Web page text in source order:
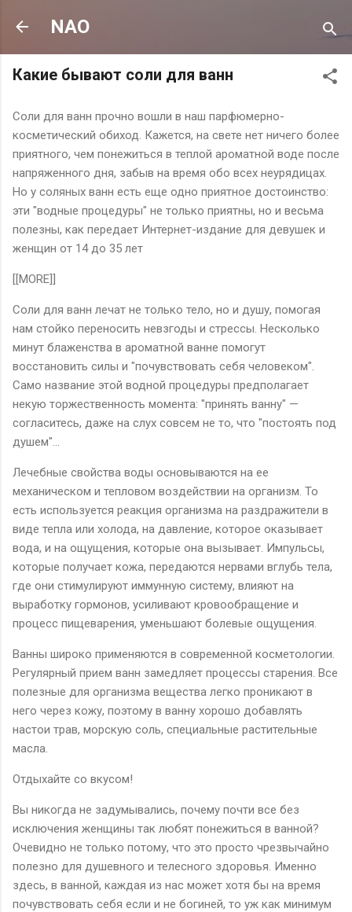
NAO
Какие бывают соли для ванн
Соли для ванн прочно вошли в наш парфюмерно-
косметический обиход. Кажется, на свете нет ничего более
приятного, чем понежиться в теплой ароматной воде после
напряженного дня, забыв на время обо всех неурядицах.
Но у соляных ванн есть еще одно приятное достоинство:
эти "водные процедуры" не только приятны, но и весьма
полезны, как передает Интернет-издание для девушек и
женщин от 14 до 35 лет
[[MORE]]
Соли для ванн лечат не только тело, но и душу, помогая
нам стойко переносить невзгоды и стрессы. Несколько
минут блаженства в ароматной ванне помогут
восстановить силы и "почувствовать себя человеком".
Само название этой водной процедуры предполагает
некую торжественность момента: "принять ванну" —
согласитесь, даже на слух совсем не то, что "постоять под
душем"...
Лечебные свойства воды основываются на ее
механическом и тепловом воздействии на организм. То
есть используется реакция организма на раздражители в
виде тепла или холода, на давление, которое оказывает
вода, и на ощущения, которые она вызывает. Импульсы,
которые получает кожа, передаются нервами вглубь тела,
где они стимулируют иммунную систему, влияют на
выработку гормонов, усиливают кровообращение и
процесс пищеварения, уменьшают болевые ощущения.
Ванны широко применяются в современной косметологии.
Регулярный прием ванн замедляет процессы старения. Все
полезные для организма вещества легко проникают в
него через кожу, поэтому в ванну хорошо добавлять
настои трав, морскую соль, специальные растительные
масла.
Отдыхайте со вкусом!
Вы никогда не задумывались, почему почти все без
исключения женщины так любят понежиться в ванной?
Очевидно не только потому, что это просто чрезвычайно
полезно для душевного и телесного здоровья. Именно
здесь, в ванной, каждая из нас может хотя бы на время
почувствовать себя если и не богиней, то уж как минимум